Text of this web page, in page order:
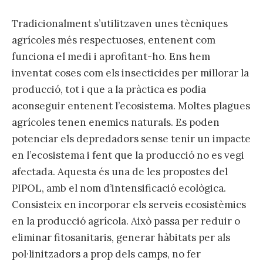
Tradicionalment s’utilitzaven unes tècniques
agrícoles més respectuoses, entenent com
funciona el medi i aprofitant-ho. Ens hem
inventat coses com els insecticides per millorar la
producció, tot i que a la pràctica es podia
aconseguir entenent l’ecosistema. Moltes plagues
agrícoles tenen enemics naturals. Es poden
potenciar els depredadors sense tenir un impacte
en l’ecosistema i fent que la producció no es vegi
afectada. Aquesta és una de les propostes del
PIPOL, amb el nom d’intensificació ecològica.
Consisteix en incorporar els serveis ecosistèmics
en la producció agrícola. Això passa per reduir o
eliminar fitosanitaris, generar hàbitats per als
pol·linitzadors a prop dels camps, no fer